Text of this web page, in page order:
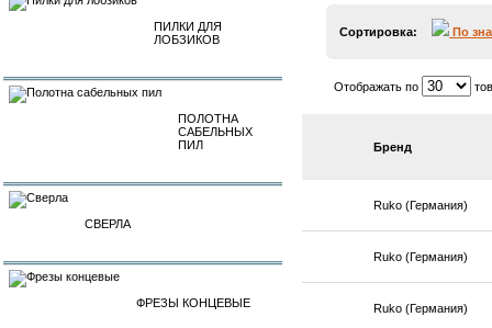
ПИЛКИ ДЛЯ
ЛОБЗИКОВ
ПОЛОТНА
САБЕЛЬНЫХ
ПИЛ
СВЕРЛА
ФРЕЗЫ КОНЦЕВЫЕ
Сортировка: По
Отображать по
Бренд
Ruko (Германия)
Ruko (Германия)
Ruko (Германия)